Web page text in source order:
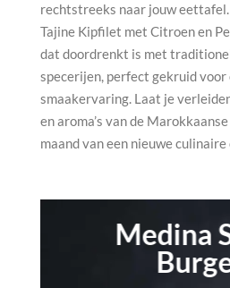
rechtstreeks naar jouw
Tajine Kipfilet met Citroen en
dat doordrenkt is met
specerijen, perfect gekruid
smaakervaring. Laat je
en aroma’s van de
maand van een nieuwe
Medina